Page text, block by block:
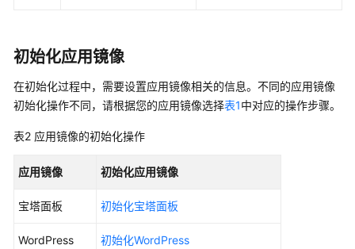
管
理
应
管
（适
于
用
初始化应用镜像
在初始化过程中，需要设置应用镜像相关的信息。不同的应用镜像
初始化操作不同，请根据您的应用镜像选择表1中对应的操作步骤。
表2 应用镜像的初始化操作
应用镜像 初始化应用镜像
宝塔面板 初始化宝塔面板
WordPress 初始化WordPress